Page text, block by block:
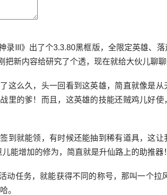
录III》出了个3.3.80黑框版，全限定英雄、
新内容给研究了个透，现在就给大伙儿聊聊
这么久，头一回看到这英雄，简直就像是
里的爹！而且，这英雄的技能还贼鸡儿好
到就能领，有时候还能抽到稀有道具，这让
能增加的修为，简直就是升仙路上的助推器！
动任务，就能获得不同的称号，那叫一个拉
。